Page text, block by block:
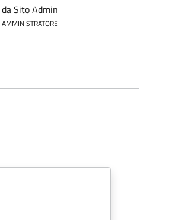
da Sito Admin
AMMINISTRATORE